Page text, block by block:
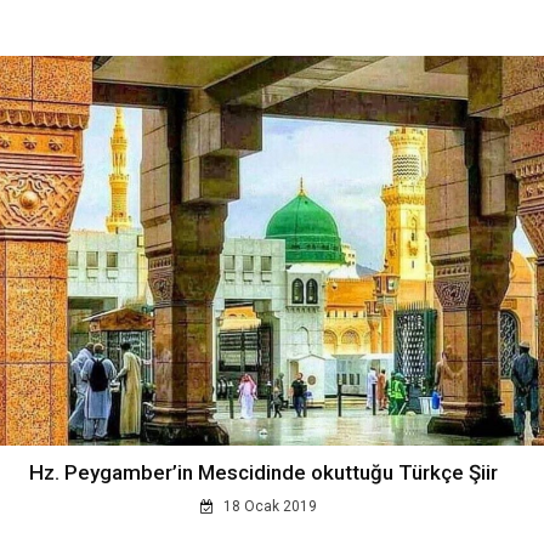
Hz. Peygamber’in Mescidinde okuttuğu Türkçe Şiir
18 Ocak 2019